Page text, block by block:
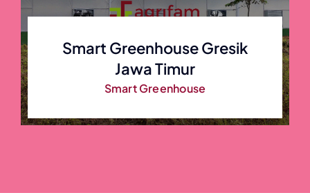
Smart Greenhouse Gresik
Jawa Timur
Smart Greenhouse